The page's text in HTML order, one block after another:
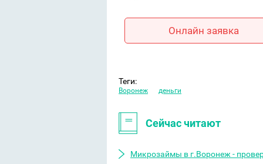
Онлайн заявка
Теги:
Воронеж деньги
Сейчас читают
Микрозаймы в г.Воронеж -